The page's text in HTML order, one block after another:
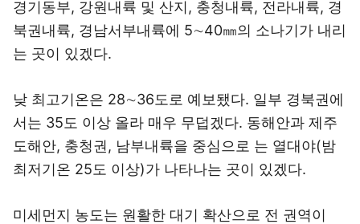
경기동부, 강원내륙 및 산지, 충청내륙, 전라내륙, 경
북권내륙, 경남서부내륙에 5∼40㎜의 소나기가 내리
는 곳이 있겠다.
낮 최고기온은 28∼36도로 예보됐다. 일부 경북권에
서는 35도 이상 올라 매우 무덥겠다. 동해안과 제주
도해안, 충청권, 남부내륙을 중심으로 는 열대야(밤
최저기온 25도 이상)가 나타나는 곳이 있겠다.
미세먼지 농도는 원활한 대기 확산으로 전 권역이